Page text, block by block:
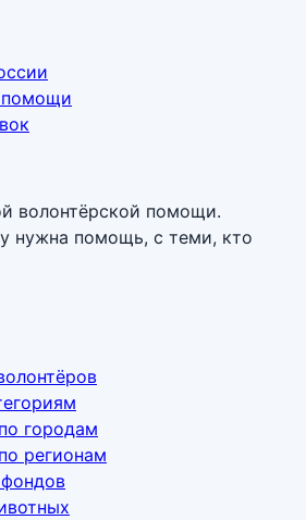
помощи
волонтёрской помощи.
нужна помощь, с теми, кто
городам
регионам